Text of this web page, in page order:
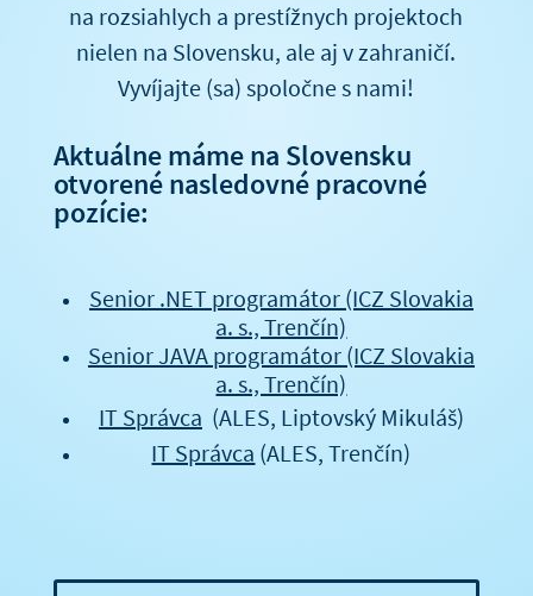
na rozsiahlych a prestížnych projektoch
nielen na Slovensku, ale aj v zahraničí.
Vyvíjajte (sa) spoločne s nami!
Aktuálne máme na Slovensku
otvorené nasledovné pracovné
pozície:
Senior .NET programátor (ICZ Slovakia
a. s., Trenčín)
Senior JAVA programátor (ICZ Slovakia
a. s., Trenčín)
IT Správca (ALES, Liptovský Mikuláš)
IT Správca (ALES, Trenčín)